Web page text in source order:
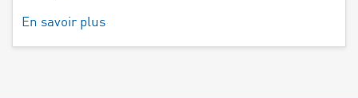
En savoir plus